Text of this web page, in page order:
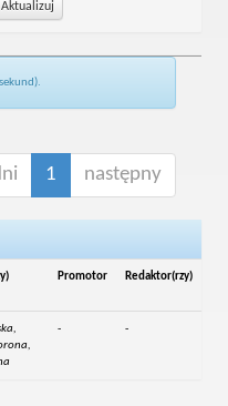
1 następny
Promotor Redaktor(rzy)
- -